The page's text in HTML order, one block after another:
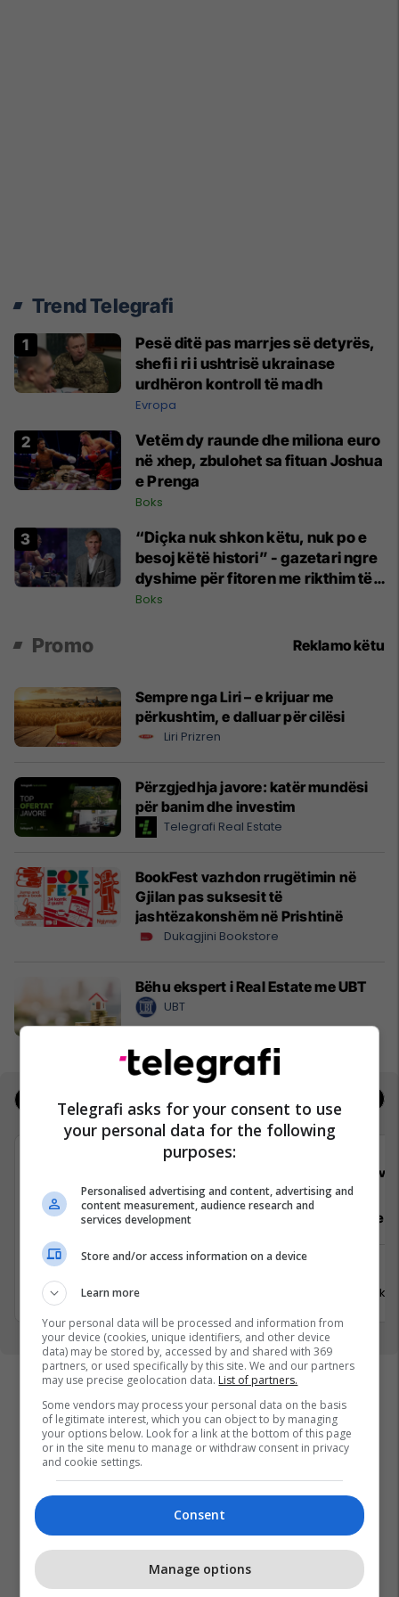
Trend Telegrafi
Pesë ditë pas marrjes së detyrës,
shefi i ri i ushtrisë ukrainase
urdhëron kontroll të madh
Evropa
Vetëm dy raunde dhe miliona euro
në xhep, zbulohet sa fituan Joshua
e Prenga
Boks
“Diçka nuk shkon këtu, nuk po e
besoj këtë histori” - gazetari ngre
dyshime për fitoren me rikthim të
Joshuas
Boks
Promo Reklamo këtu
Sempre nga Liri – e krijuar me
përkushtim, e dalluar për cilësi
Liri Prizren
Përzgjedhja javore: katër mundësi
për banim dhe investim
Telegrafi Real Estate
BookFest vazhdon rrugëtimin në
Gjilan pas suksesit të
jashtëzakonshëm në Prishtinë
Dukagjini Bookstore
Bëhu ekspert i Real Estate me UBT
UBT
Real Estate
Sektorist/e
Ferizaj
31 Korrik 2026
Arkatar/e
31 Korrik
Telegrafi asks for your consent to use
your personal data for the following
purposes:
Personalised advertising and content, advertising and
content measurement, audience research and
services development
Store and/or access information on a device
Learn more
Your personal data will be processed and information from
your device (cookies, unique identifiers, and other device
data) may be stored by, accessed by and shared with 369
partners, or used specifically by this site. We and our partners
may use precise geolocation data. List of partners.
Some vendors may process your personal data on the basis
of legitimate interest, which you can object to by managing
your options below. Look for a link at the bottom of this page
or in the site menu to manage or withdraw consent in privacy
and cookie settings.
Consent
Manage options